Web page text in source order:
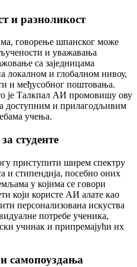
и разноликост
говорење шпанског може
и уважавања
са заједницама
локалном и глобалном нивоу,
и међусобног поштовања.
је Талкпал АИ промовишу ову
доступним и прилагодљивим
учења.
студенте
приступити ширем спектру
и стипендија, посебно оних
у којима се говори
који користе АИ алате као
персонализована искуства
потребе ученика,
учинак и припремајући их
самопоуздања